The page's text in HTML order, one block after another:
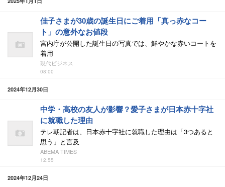
佳子さまが30歳の誕生日にご着用「真っ赤なコー
ト」の意外なお値段
宮内庁が公開した誕生日の写真では、鮮やかな赤いコートを
着用
現代ビジネス
08:00
2024年12月30日
中学・高校の友人が影響？愛子さまが日本赤十字社
に就職した理由
テレ朝記者は、日本赤十字社に就職した理由は「3つあると
思う」と言及
ABEMA TIMES
12:55
2024年12月24日